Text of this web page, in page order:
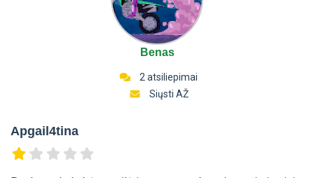
Benas
2 atsiliepimai
Siųsti AŽ
Apgail4tina